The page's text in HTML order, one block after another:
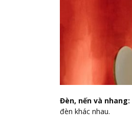
Đèn, nến và nhang:
đèn khác nhau.